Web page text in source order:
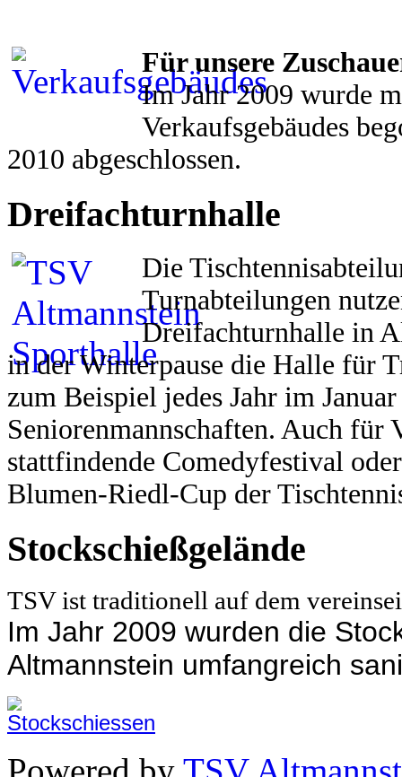
Für unsere
Im Jahr 2009 wurde
Verkaufsgebäudes
2010 abgeschlossen.
Dreifachturnhalle
Die
Turnabteilungen
Dreifachturnhalle in
in der Winterpause die Halle für
zum Beispiel jedes Jahr im
Seniorenmannschaften. Auch für
stattfindende Comedyfestival
Blumen-Riedl-Cup der
Stockschießgelände
TSV ist traditionell auf dem
Im Jahr 2009 wurden die
Altmannstein umfangreich